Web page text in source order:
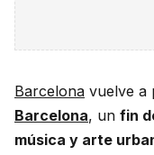
Barcelona vuelve a
Barcelona, un fin
música y arte